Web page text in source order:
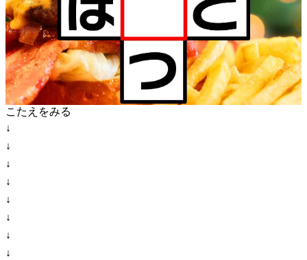
こたえをみる
↓
↓
↓
↓
↓
↓
↓
↓